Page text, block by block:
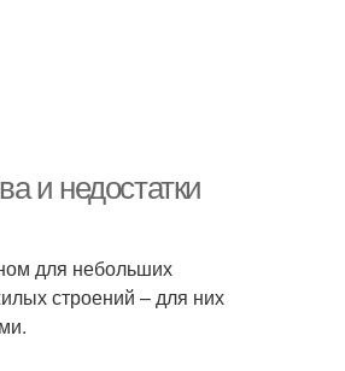
и недостатки
для небольших
строений – для них